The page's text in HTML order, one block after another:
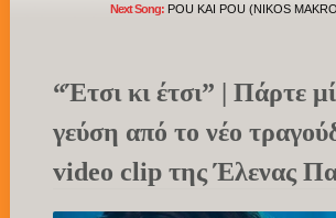
Next Song:POU KAI POU (NIKOS
“Έτσι κι έτσι” | Πάρτε
γεύση από το νέο
video clip της Έλενας